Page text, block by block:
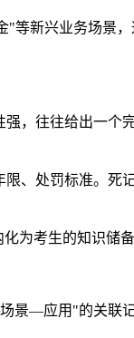
等新兴业务场景
，往往给出一个
、处罚标准。死
为考生的知识储备
景—应用"的关联记